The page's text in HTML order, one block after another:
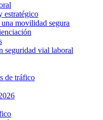
estratégico
movilidad segura
seguridad vial laboral
de tráfico